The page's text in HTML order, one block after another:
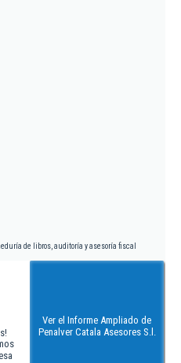
de libros, auditoría y asesoría fiscal
Ver el Informe Ampliado de
Penalver Catala Asesores S.l.